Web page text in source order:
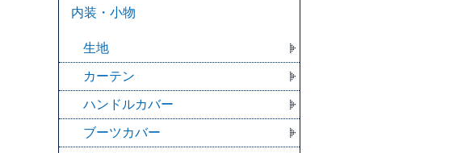
内装・小物
生地
カーテン
ハンドルカバー
ブーツカバー